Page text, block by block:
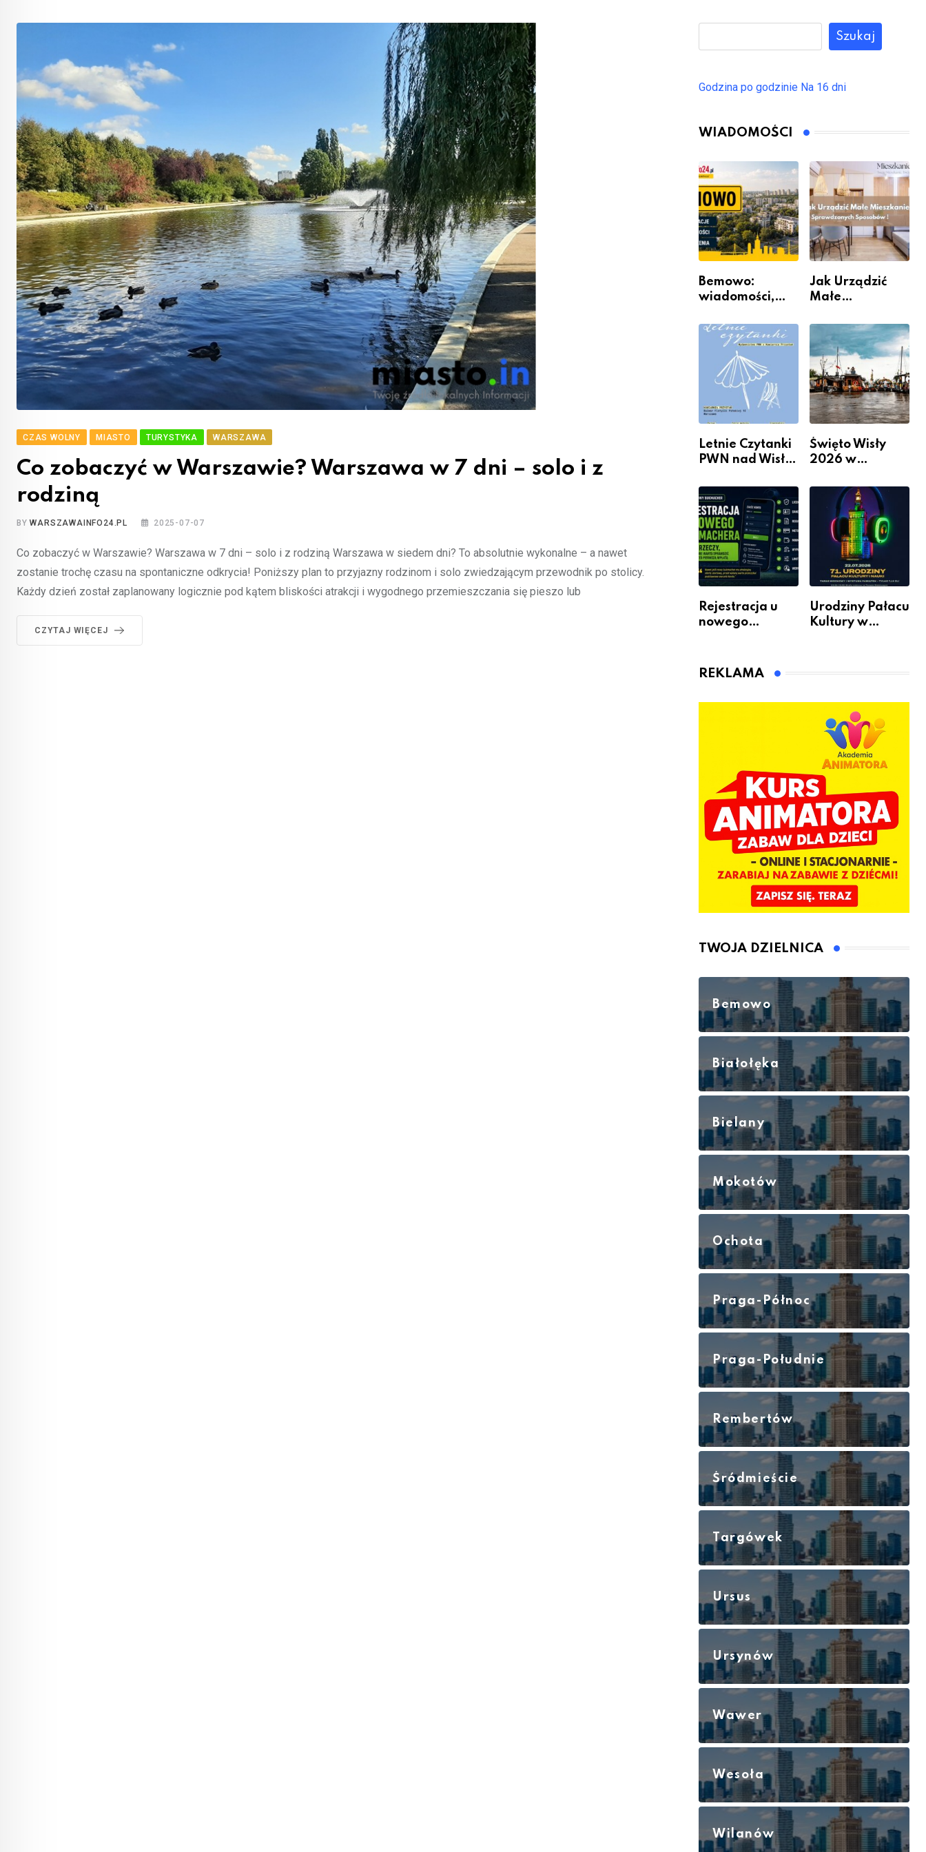
CZAS WOLNY MIASTO TURYSTYKA WARSZAWA
Co zobaczyć w Warszawie? Warszawa w 7 dni – solo i z
rodziną
BYWARSZAWAINFO24.PL 2025-07-07
Co zobaczyć w Warszawie? Warszawa w 7 dni – solo i z rodziną Warszawa w siedem dni? To absolutnie wykonalne – a nawet
zostanie trochę czasu na spontaniczne odkrycia! Poniższy plan to przyjazny rodzinom i solo zwiedzającym przewodnik po stolicy.
Każdy dzień został zaplanowany logicznie pod kątem bliskości atrakcji i wygodnego przemieszczania się pieszo lub
CZYTAJ WIĘCEJ
Szukaj
Godzina po godzinie Na 16 dni
WIADOMOŚCI
Bemowo:
wiadomości,
wydarzenia z
dzielnicy
Jak Urządzić
Małe
Sposobów Na
Więcej
Przestrzeni Bez
Kosztownego
Remontu
Letnie Czytanki
PWN nad Wisłą.
książką, kawą i
chwilą dla
siebie
Święto Wisły
2026 w
kiedy, gdzie i co
się będzie działo
2 sierpnia
Rejestracja u
nowego
warto
Urodziny Pałacu
Kultury w
REKLAMA
TWOJA DZIELNICA
Bemowo
Białołęka
Bielany
Mokotów
Ochota
Praga-Północ
Praga-Południe
Rembertów
Śródmieście
Targówek
Ursus
Ursynów
Wawer
Wesoła
Wilanów